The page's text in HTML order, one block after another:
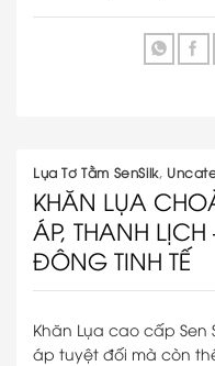
Lụa Tơ Tằm SenSilk,
KHĂN LỤA
ÁP, THANH
ĐÔNG TINH TẾ
Khăn Lụa cao cấp Sen
áp tuyệt đối mà còn